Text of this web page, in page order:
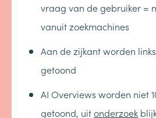
vraag van de gebruiker =
vanuit zoekmachines
Aan de zijkant worden
getoond
AI Overviews worden niet
getoond, uitonderzoek